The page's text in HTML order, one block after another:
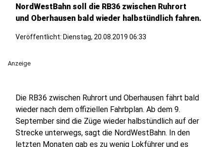
NordWestBahn soll die RB36 zwischen Ruhrort
und Oberhausen bald wieder halbstündlich fahren.
Veröffentlicht: Dienstag, 20.08.2019 06:33
Anzeige
Die RB36 zwischen Ruhrort und Oberhausen fährt bald
wieder nach dem offiziellen Fahrbplan. Ab dem 9.
September sind die Züge wieder halbstündlich auf der
Strecke unterwegs, sagt die NordWestBahn. In den
letzten Monaten gab es zu wenig Lokführer und es